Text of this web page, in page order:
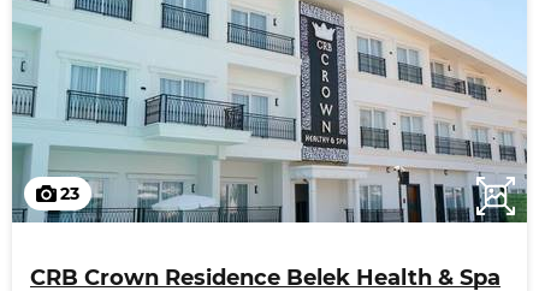
23
CRB Crown Residence Belek Health & Spa